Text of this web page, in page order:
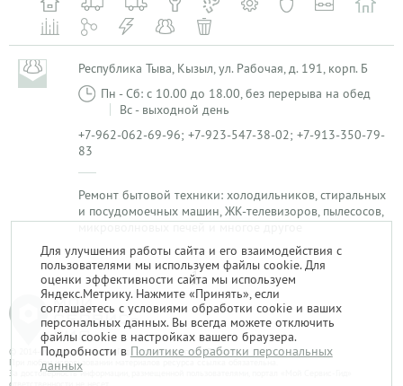
Республика Тыва, Кызыл, ул. Рабочая, д. 191, корп. Б
Пн - Сб: с 10.00 до 18.00, без перерыва на обед
Вс - выходной день
+7-962-062-69-96; +7-923-547-38-02; +7-913-350-79-
83
Ремонт бытовой техники: холодильников, стиральных
и посудомоечных машин, ЖК-телевизоров, пылесосов,
микроволновых печей и многое другое
1
© 2014-2026. «Мой Сервис-Гид» – проект группы «Текарт».
При любом использовании материалов ресурса ссылка обязательна.
За достоверность информации, размещенной пользователями, портал «Мой Сервис-Гид»
Для улучшения работы сайта и его взаимодействия с
пользователями мы используем файлы cookie. Для
оценки эффективности сайта мы используем
Яндекс.Метрику. Нажмите «Принять», если
соглашаетесь с условиями обработки cookie и ваших
персональных данных. Вы всегда можете отключить
файлы cookie в настройках вашего браузера.
Подробности в Политике обработки персональных
данных